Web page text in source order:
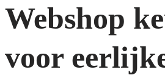
Webshop
voor